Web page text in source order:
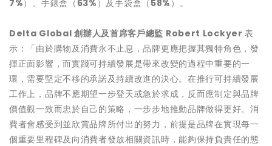
7%）、手錶盒（ 63% ）及手袋盒（ 58% ）。
Delta Global創辦人及首席客戶總監 Robert Lockyer表
示：「由於購物及消費永不止息，品牌更應把握其獨特角色，發
揮正面影響，而實踐可持續發展是帶來改變的過程中重要的一
環，需要堅定不移的承諾及持續改進的決心。在推行可持續發展
工作上，品牌不應期望一步登天或急於求成，反而應制定與品牌
價值觀一致而忠於自己的策略，一步步地推動品牌做得更好。消
費者會感受到並欣賞品牌所付出的努力，前提是品牌在實現每一
個重要里程碑及向消費者發放相關資訊時，能夠保持負責任的態